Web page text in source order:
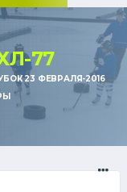
77
23 ФЕВРАЛЯ-2016